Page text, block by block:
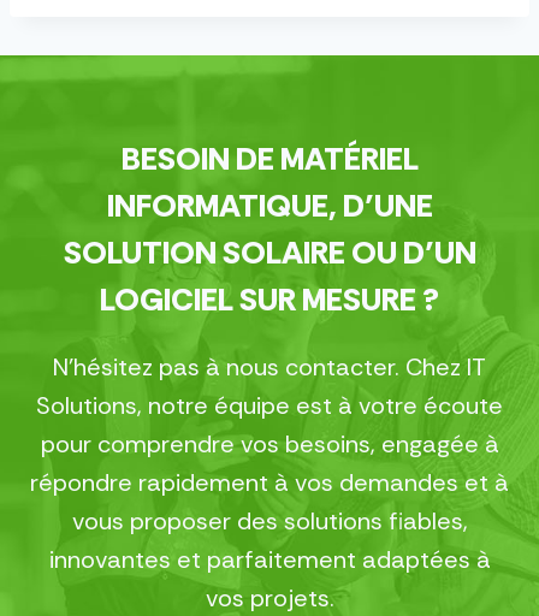
BESOIN DE MATÉRIEL
INFORMATIQUE, D’UNE
SOLUTION SOLAIRE OU D’UN
LOGICIEL SUR MESURE ?
N’hésitez pas à nous contacter. Chez IT
Solutions, notre équipe est à votre écoute
pour comprendre vos besoins, engagée à
répondre rapidement à vos demandes et à
vous proposer des solutions fiables,
innovantes et parfaitement adaptées à
vos projets.